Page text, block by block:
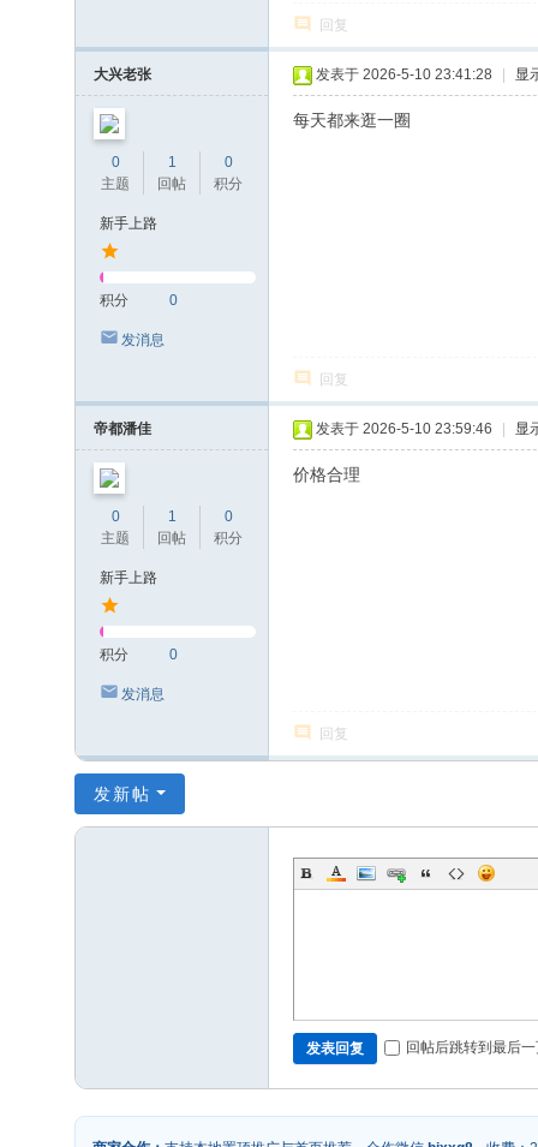
回复
大兴老张
0
主题
1
回帖
0
积分
新手上路
积分 0
发消息
发表于 2026-5-10 23:41:28 显
每天都来逛一圈
回复
帝都潘佳
0
主题
1
回帖
0
积分
新手上路
积分 0
发消息
发表于 2026-5-10 23:59:46 显
价格合理
回复
发新帖
发表回复 回帖后跳转到最后